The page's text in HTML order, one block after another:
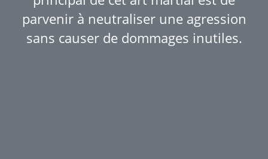
parvenir à neutraliser une agression
sans causer de dommages inutiles.